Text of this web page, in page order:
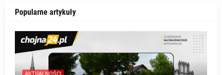
Popularne artykuły